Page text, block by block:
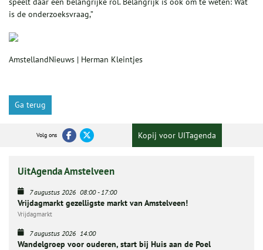
is de onderzoeksvraag,”
AmstellandNieuws | Herman Kleintjes
Ga terug
Volg ons Kopij voor UITagenda
UitAgenda Amstelveen
7 augustus 2026 08:00-17:00
Vrijdagmarkt gezelligste markt van Amstelveen!
Vrijdagmarkt
7 augustus 2026 14:00
Wandelgroep voor ouderen, start bij Huis aan de Poel